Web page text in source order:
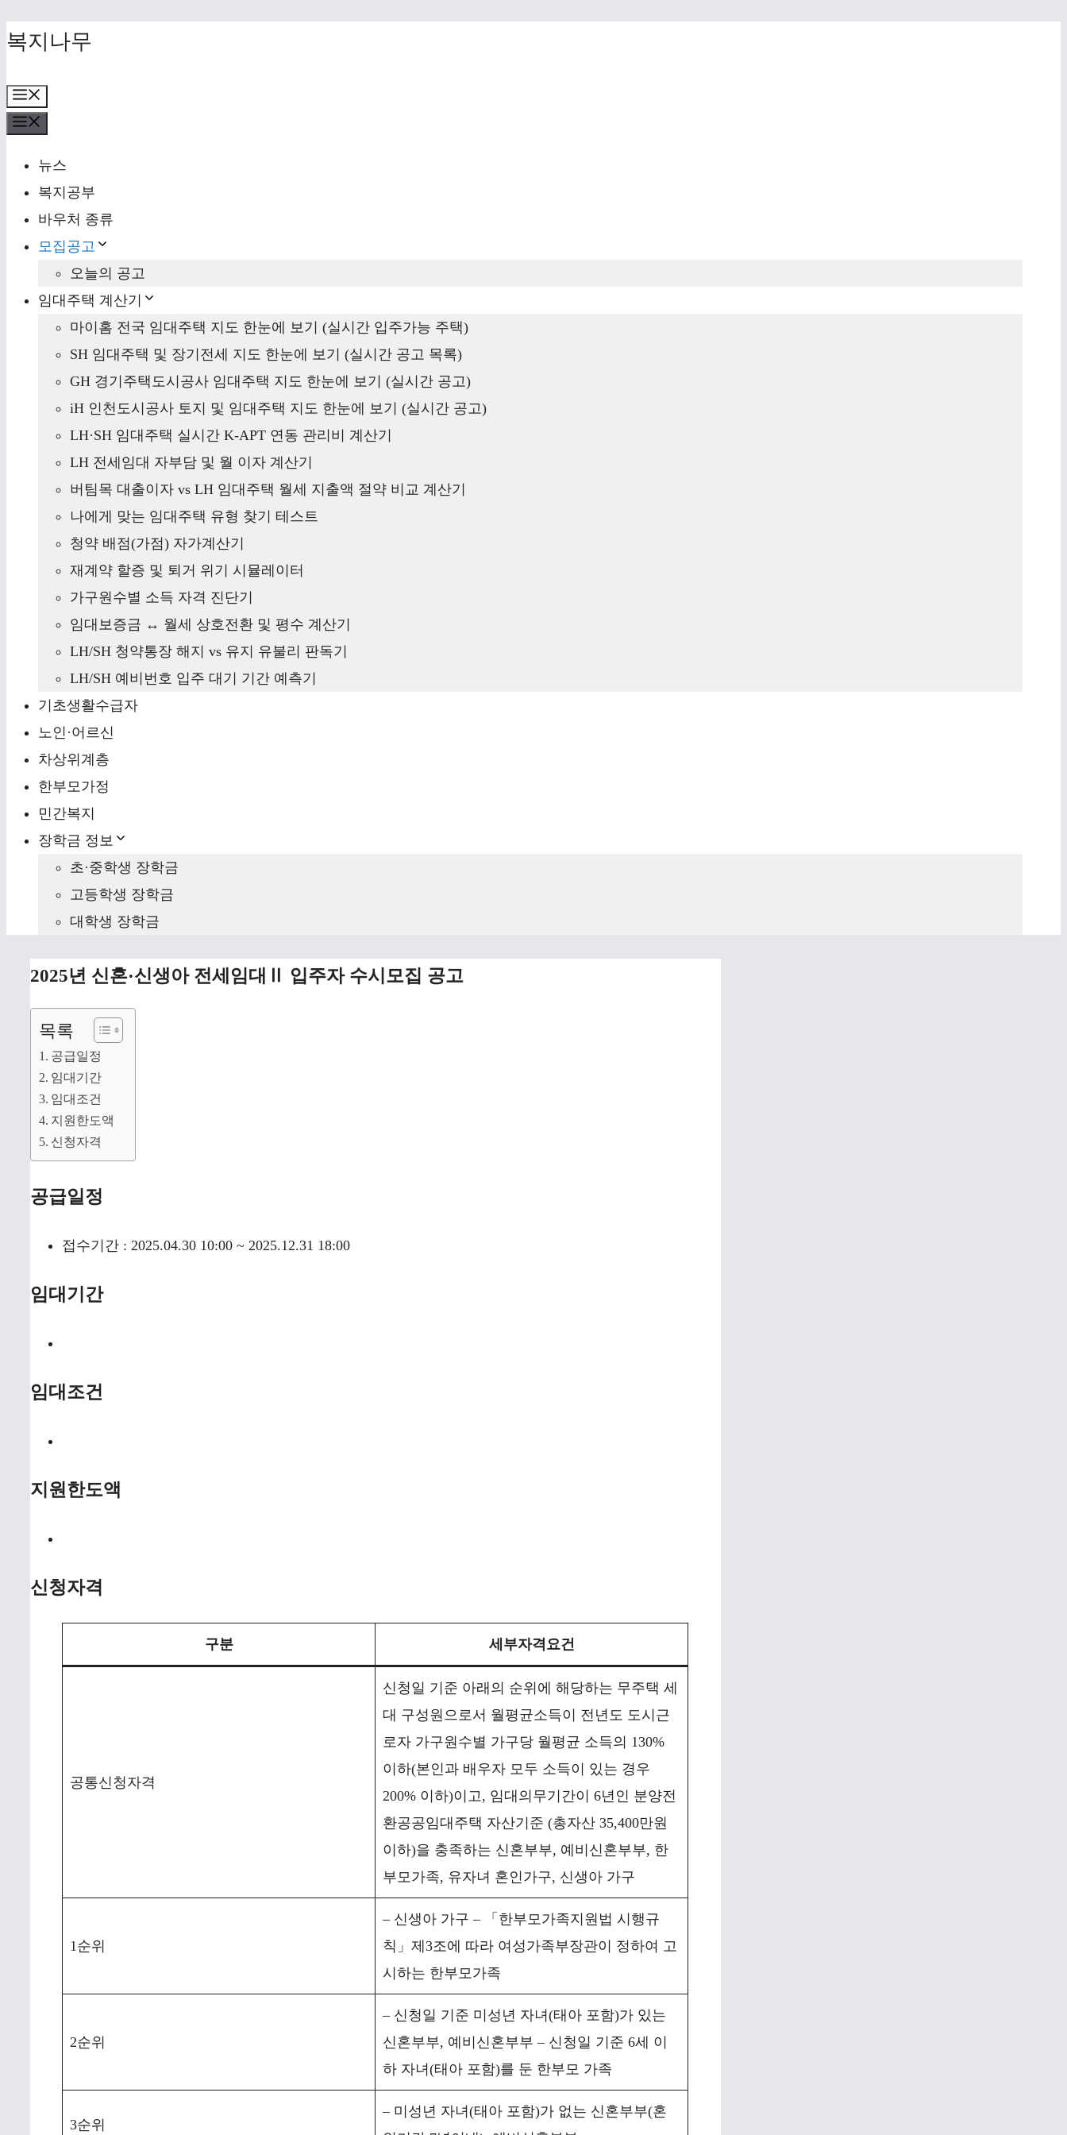
Skip
content
복지나무
뉴스
복지공부
바우처 종류
모집공고
오늘의 공고
임대주택 계산기
마이홈 전국 임대주택 지도 한눈에 보기 (실시간 입주가능 주택)
SH 임대주택 및 장기전세 지도 한눈에 보기 (실시간 공고 목록)
GH 경기주택도시공사 임대주택 지도 한눈에 보기 (실시간 공고)
iH 인천도시공사 토지 및 임대주택 지도 한눈에 보기 (실시간 공고)
LH·SH 임대주택 실시간 K-APT 연동 관리비 계산기
LH 전세임대 자부담 및 월 이자 계산기
버팀목 대출이자 vs LH 임대주택 월세 지출액 절약 비교 계산기
나에게 맞는 임대주택 유형 찾기 테스트
청약 배점(가점) 자가계산기
재계약 할증 및 퇴거 위기 시뮬레이터
가구원수별 소득 자격 진단기
임대보증금 ↔ 월세 상호전환 및 평수 계산기
LH/SH 청약통장 해지 vs 유지 유불리 판독기
LH/SH 예비번호 입주 대기 기간 예측기
기초생활수급자
노인·어르신
차상위계층
한부모가정
민간복지
장학금 정보
초·중학생 장학금
고등학생 장학금
대학생 장학금
2025년 신혼·신생아 전세임대Ⅱ 입주자 수시모집 공고
목록
공급일정
임대기간
임대조건
지원한도액
신청자격
공급일정
접수기간 : 2025.04.30 10:00 ~ 2025.12.31 18:00
임대기간
임대조건
지원한도액
신청자격
구분 세부자격요건
공통신청자격
신청일 기준 아래의 순위에 해당하는 무주택 세
대 구성원으로서 월평균소득이 전년도 도시근
로자 가구원수별 가구당 월평균 소득의 130%
이하(본인과 배우자 모두 소득이 있는 경우
200% 이하)이고, 임대의무기간이 6년인 분양전
환공공임대주택 자산기준 (총자산 35,400만원
이하)을 충족하는 신혼부부, 예비신혼부부, 한
부모가족, 유자녀 혼인가구, 신생아 가구
1순위
– 신생아 가구 – 「한부모가족지원법 시행규
칙」제3조에 따라 여성가족부장관이 정하여 고
시하는 한부모가족
2순위
– 신청일 기준 미성년 자녀(태아 포함)가 있는
신혼부부, 예비신혼부부 – 신청일 기준 6세 이
하 자녀(태아 포함)를 둔 한부모 가족
3순위
– 미성년 자녀(태아 포함)가 없는 신혼부부(혼